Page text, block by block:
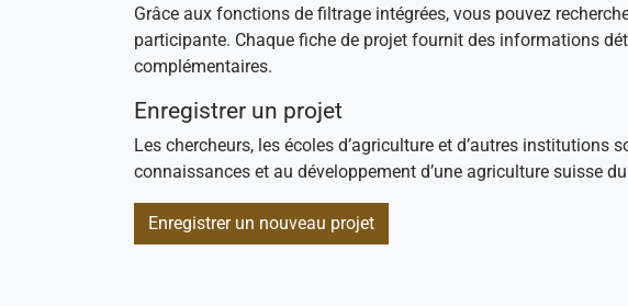
Grâce aux fonctions de filtrage intégrées, vous pouvez
participante. Chaque fiche de projet fournit des informations
complémentaires.
Enregistrer un projet
Les chercheurs, les écoles d’agriculture et d’autres
connaissances et au développement d’une agriculture suisse
Enregistrer un nouveau projet